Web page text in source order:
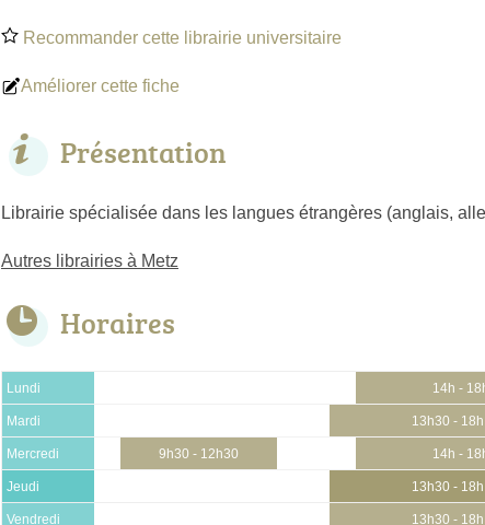
Recommander cette librairie universitaire
Améliorer cette fiche
Présentation
Librairie spécialisée dans les langues étrangères (anglais,
Autres librairies à Metz
Horaires
Lundi 14h -
Mardi 13h30 - 18h
Mercredi 9h30 - 12h30 14h -
Jeudi 13h30 - 18h
Vendredi 13h30 - 18h